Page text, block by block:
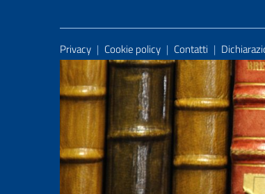
Useful Links Section
Privacy | Cookie policy | Contatti |